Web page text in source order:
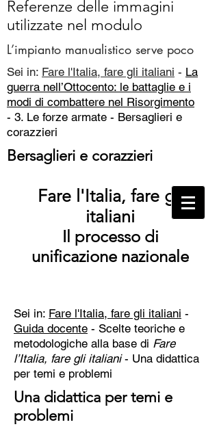
Referenze delle immagini
utilizzate nel modulo
L’impianto manualistico serve poco
Sei in: Fare l'Italia, fare gli italiani - La
guerra nell’Ottocento: le battaglie e i
modi di combattere nel Risorgimento
- 3. Le forze armate - Bersaglieri e
corazzieri
Bersaglieri e corazzieri
Fare l'Italia, fare gli
italiani
Il processo di
unificazione nazionale
Sei in: Fare l'Italia, fare gli italiani -
Guida docente - Scelte teoriche e
metodologiche alla base di Fare
l’Italia, fare gli italiani- Una didattica
per temi e problemi
Una didattica per temi e
problemi